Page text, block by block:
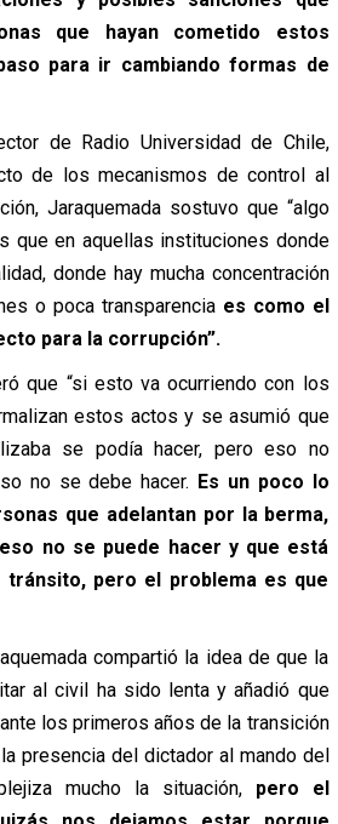
que hayan cometido estos
para ir cambiando formas de
de Radio Universidad de Chile,
de los mecanismos de control al
Jaraquemada sostuvo que “algo
que en aquellas instituciones donde
donde hay mucha concentración
o poca transparencia es como el
para la corrupción”.
que “si esto va ocurriendo con los
estos actos y se asumió que
se podía hacer, pero eso no
no se debe hacer. Es un poco lo
que adelantan por la berma,
no se puede hacer y que está
tránsito, pero el problema es que
compartió la idea de que la
al civil ha sido lenta y añadió que
los primeros años de la transición
presencia del dictador al mando del
mucho la situación, pero el